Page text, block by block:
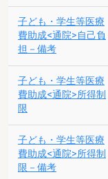
子ども・学生等医療
費助成<通院>自己負
担－備考
子ども・学生等医療
費助成<通院>所得制
限
子ども・学生等医療
費助成<通院>所得制
限－備考